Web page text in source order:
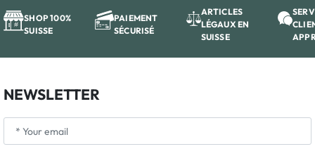
SHOP 100%
SUISSE
PAIEMENT
SÉCURISÉ
ARTICLES
LÉGAUX EN
SUISSE
NEWSLETTER